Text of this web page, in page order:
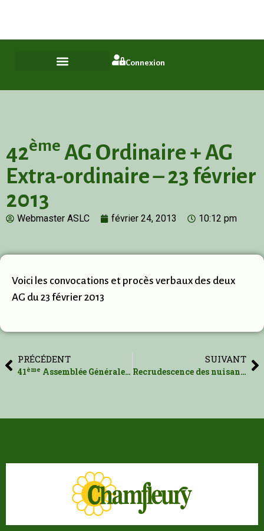
Connexion
42ème AG Ordinaire + AG
Extra-ordinaire – 23 février
2013
Webmaster ASLC février 24, 2013 10:12 pm
Voici les convocations et procès verbaux des deux
AG du 23 février 2013
PRÉCÉDENT
41ème Assemblée Générale Ordinaire – 5 mai 2012
SUIVANT
Recrudescence des nuisances à Chamfleury